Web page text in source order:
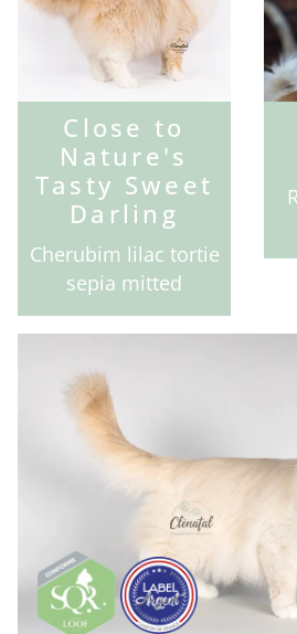
Close to
Nature's
Tasty Sweet
Darling
Cherubim lilac tortie
sepia mitted